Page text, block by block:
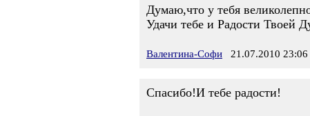
Думаю,что у тебя
Удачи тебе и Радости Твоей
Валентина-Софи 21.07.2010 23:06
Спасибо!И тебе радости!